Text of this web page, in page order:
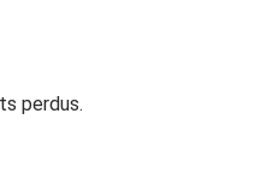
perdus.